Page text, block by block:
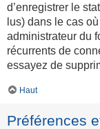
d’enregistrer le
lus) dans le cas
administrateur du
récurrents de
essayez de
Haut
Préférences